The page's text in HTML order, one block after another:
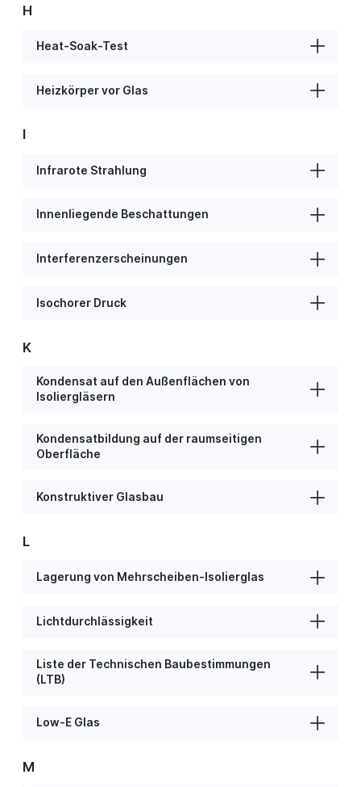
H
Heat-Soak-Test
Heizkörper vor Glas
I
Infrarote Strahlung
Innenliegende Beschattungen
Interferenzerscheinungen
Isochorer Druck
K
Kondensat auf den Außenflächen von
Isoliergläsern
Kondensatbildung auf der raumseitigen
Oberfläche
Konstruktiver Glasbau
L
Lagerung von Mehrscheiben-Isolierglas
Lichtdurchlässigkeit
Liste der Technischen Baubestimmungen
(LTB)
Low-E Glas
M